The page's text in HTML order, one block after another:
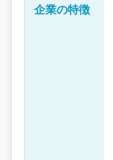
企業の特徴